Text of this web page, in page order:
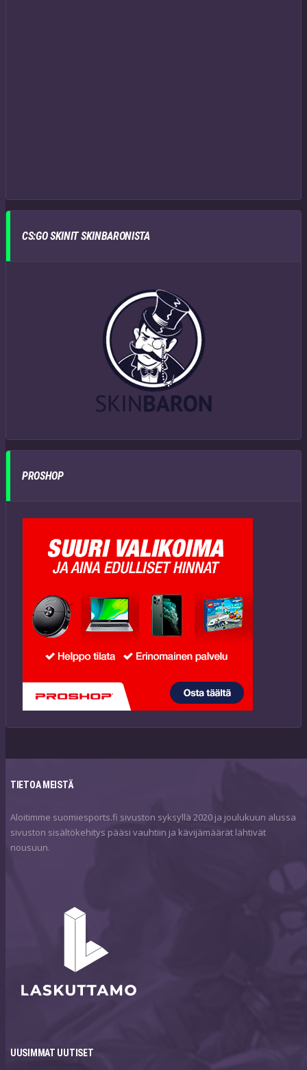
CS:GO SKINIT SKINBARONISTA
PROSHOP
TIETOA MEISTÄ
Aloitimme suomiesports.fi sivuston syksyllä 2020 ja joulukuun alussa
sivuston sisältökehitys pääsi vauhtiin ja kävijämäärät lähtivät
nousuun.
UUSIMMAT UUTISET